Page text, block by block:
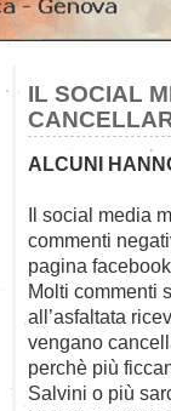
IL SOCIAL
ALCUNI
Il social media
commenti
pagina
Molti commenti
all’asfaltata
vengano
perchè più
Salvini o più